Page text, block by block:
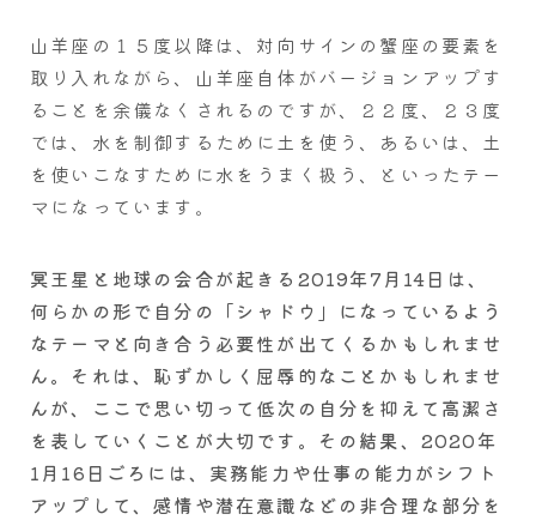
山羊座の１５度以降は、対向サインの蟹座の要素を
取り入れながら、山羊座自体がバージョンアップす
ることを余儀なくされるのですが、２２度、２３度
では、水を制御するために土を使う、あるいは、土
を使いこなすために水をうまく扱う、といったテー
マになっています。
冥王星と地球の会合が起きる2019年7月14日は、
何らかの形で自分の「シャドウ」になっているよう
なテーマと向き合う必要性が出てくるかもしれませ
ん。それは、恥ずかしく屈辱的なことかもしれませ
んが、ここで思い切って低次の自分を抑えて高潔さ
を表していくことが大切です。その結果、2020年
1月16日ごろには、実務能力や仕事の能力がシフト
アップして、感情や潜在意識などの非合理な部分を